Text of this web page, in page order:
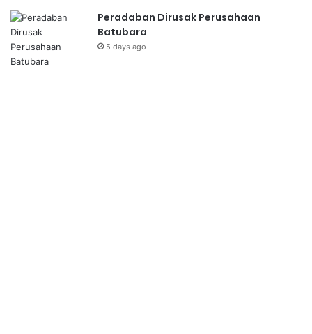
Peradaban Dirusak Perusahaan
Batubara
5 days ago